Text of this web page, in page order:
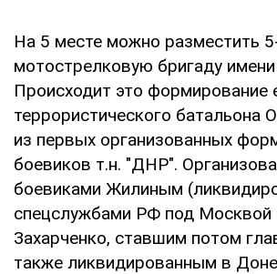
На 5 месте можно разместить
мотострелковую бригаду имени
Происходит это формирование
террористического батальона
из первых организованных
боевиков т.н. "ДНР".
боевиками Жилиным
спецслужбами РФ под Москвой
Захарченко, ставшим потом
также ликвидированным в